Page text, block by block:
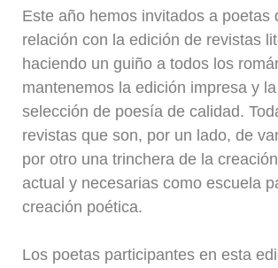
Este año hemos invitados a poetas
relación con la edición de revistas
haciendo un guiño a todos los
mantenemos la edición impresa y
selección de poesía de calidad.
revistas que son, por un lado, de
por otro una trinchera de la
actual y necesarias como escuela
creación poética.
Los poetas participantes en esta